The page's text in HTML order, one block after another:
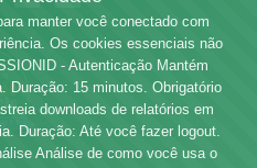
manter você conectado com
Os cookies essenciais não
- Autenticação Mantém
Duração: 15 minutos. Obrigatório
downloads de relatórios em
Duração: Até você fazer logout.
Análise de como você usa o